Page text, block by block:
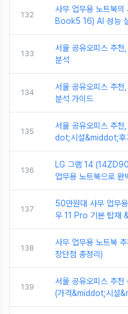
132
사무 업무용 노트북
Book5 16) AI 성능
133
서울 공유오피스 추천
분석
134
서울 공유오피스 추천
분석 가이드
135
서울 공유오피스 추
dot;시설&middot;후
136
LG 그램 14
업무용 노트북으로 완
137
50만원대 사무 업무
우 11 Pro 기본 탑재
138
사무 업무용 노트북
장단점 총정리)
139
서울 공유오피스 추천
(가격&middot;시설